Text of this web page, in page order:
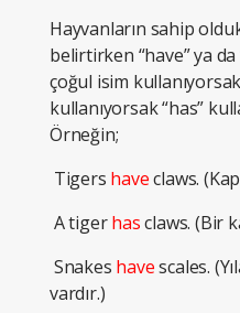
Hayvanların sahip
belirtirken “have” ya
çoğul isim
kullanıyorsak “has”
Örneğin;
Tigers haveclaws.
A tigerhasclaws. (Bir
Snakes havescales.
vardır.)